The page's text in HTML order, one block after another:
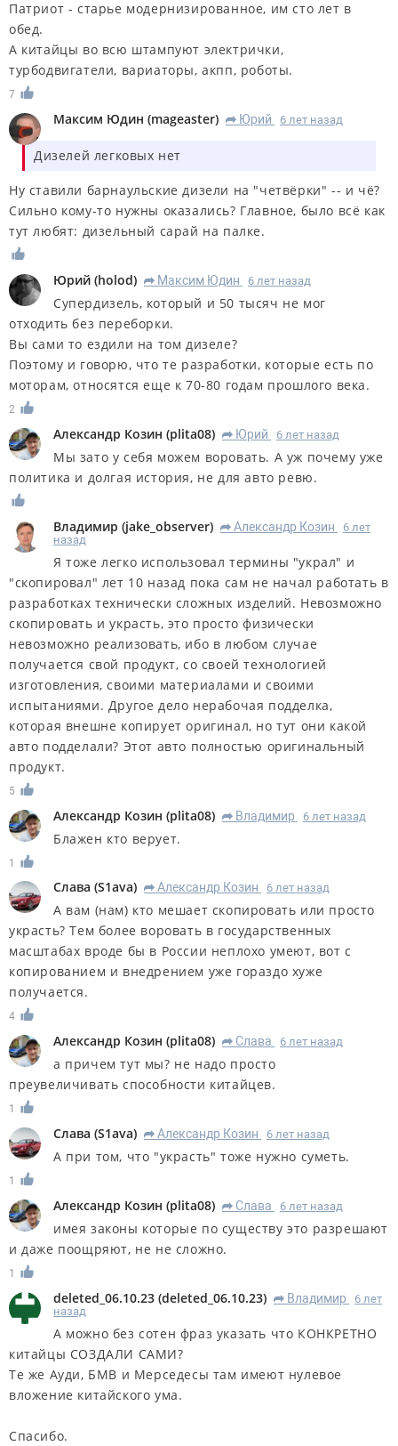
Патриот - старье модернизированное, им сто лет в
обед.
А китайцы во всю штампуют электрички,
турбодвигатели, вариаторы, акпп, роботы.
7
Максим Юдин (mageaster) R Юрий 6 лет назад
Дизелей легковых нет
Ну ставили барнаульские дизели на "четвёрки" -- и чё?
Сильно кому-то нужны оказались? Главное, было всё как
тут любят: дизельный сарай на палке.
Юрий (holod) R Максим Юдин 6 лет назад
Супердизель, который и 50 тысяч не мог
отходить без переборки.
Вы сами то ездили на том дизеле?
Поэтому и говорю, что те разработки, которые есть по
моторам, относятся еще к 70-80 годам прошлого века.
2
Александр Козин (plita08) R Юрий 6 лет назад
Мы зато у себя можем воровать. А уж почему уже
политика и долгая история, не для авто ревю.
Владимир (jake_observer) R Александр Козин
6 лет
назад
Я тоже легко использовал термины "украл" и
"скопировал" лет 10 назад пока сам не начал работать в
разработках технически сложных изделий. Невозможно
скопировать и украсть, это просто физически
невозможно реализовать, ибо в любом случае
получается свой продукт, со своей технологией
изготовления, своими материалами и своими
испытаниями. Другое дело нерабочая подделка,
которая внешне копирует оригинал, но тут они какой
авто подделали? Этот авто полностью оригинальный
продукт.
5
Александр Козин (plita08) R Владимир 6 лет назад
Блажен кто верует.
1
Слава (S1ava) R Александр Козин 6 лет назад
А вам (нам) кто мешает скопировать или просто
украсть? Тем более воровать в государственных
масштабах вроде бы в России неплохо умеют, вот с
копированием и внедрением уже гораздо хуже
получается.
4
Александр Козин (plita08) R Слава 6 лет назад
а причем тут мы? не надо просто
преувеличивать способности китайцев.
1
Слава (S1ava) R Александр Козин 6 лет назад
А при том, что "украсть" тоже нужно суметь.
1
Александр Козин (plita08) R Слава 6 лет назад
имея законы которые по существу это разрешают
и даже поощряют, не не сложно.
1
deleted_06.10.23 (deleted_06.10.23) R Владимир
6 лет
назад
А можно без сотен фраз указать что КОНКРЕТНО
китайцы СОЗДАЛИ САМИ?
Те же Ауди, БМВ и Мерседесы там имеют нулевое
вложение китайского ума.
Спасибо.